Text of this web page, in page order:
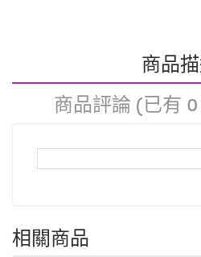
商品
商品評論 (已有
相關商品